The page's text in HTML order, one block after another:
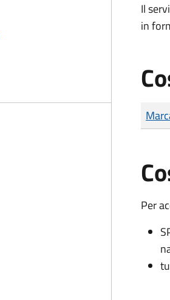
Il
in
Tipo
Per